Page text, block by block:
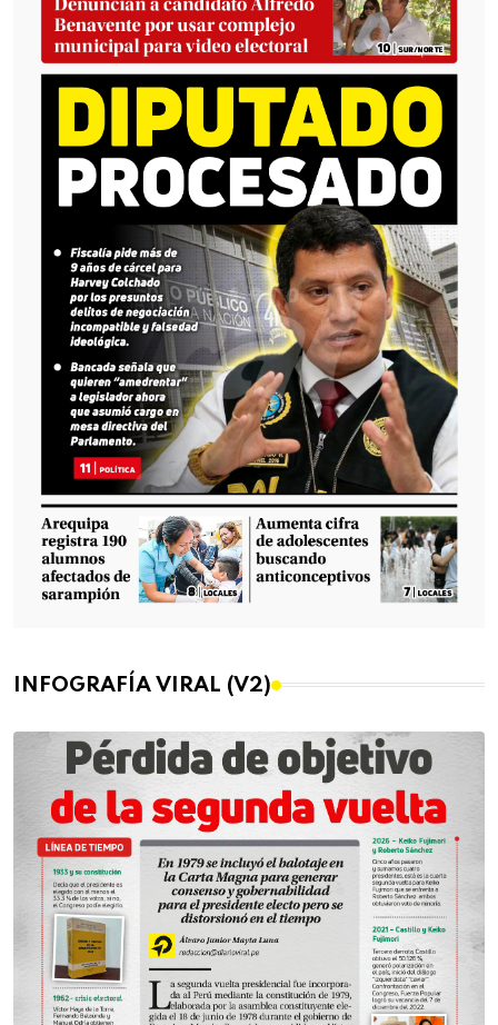
INFOGRAFÍA VIRAL (V2)